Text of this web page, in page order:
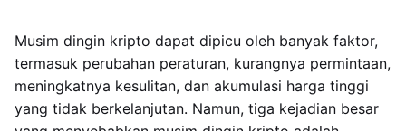
Musim dingin kripto dapat dipicu oleh banyak faktor,
termasuk perubahan peraturan, kurangnya permintaan,
meningkatnya kesulitan, dan akumulasi harga tinggi
yang tidak berkelanjutan. Namun, tiga kejadian besar